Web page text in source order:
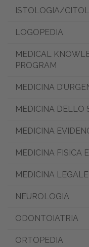
ISTOLOGIA/
LOGOPEDIA
MEDICAL
PROGRAM
MEDICINA
MEDICINA DELLO
MEDICINA
MEDICINA FISICA
MEDICINA LEGALE
NEUROLOGIA
ODONTOIATRIA
ORTOPEDIA